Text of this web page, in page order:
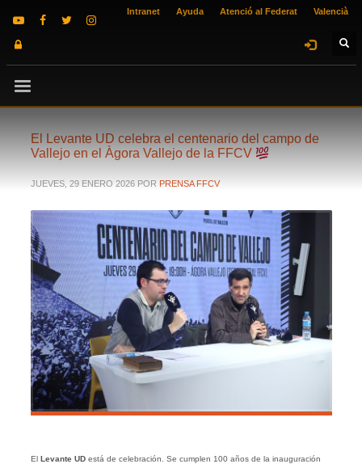
Intranet Ayuda Atenció al Federat Valencià
El Levante UD celebra el centenario del campo de
Vallejo en el Àgora Vallejo de la FFCV
JUEVES, 29 ENERO 2026 POR PRENSA FFCV
El Levante UDestá de celebración. Se cumplen 100 años de la inauguración